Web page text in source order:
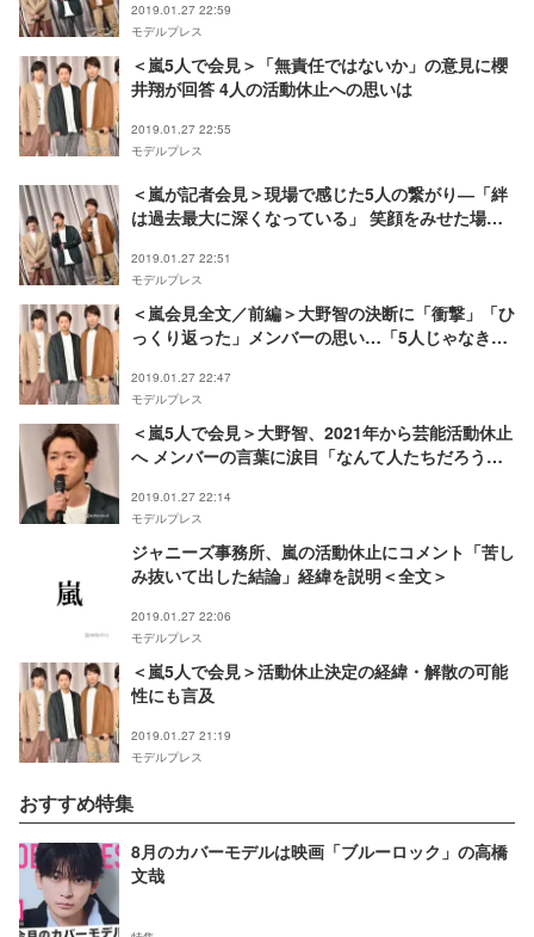
2019.01.27 22:59
モデルプレス
＜嵐5人で会見＞「無責任ではないか」の意見に櫻
井翔が回答 4人の活動休止への思いは
2019.01.27 22:55
モデルプレス
＜嵐が記者会見＞現場で感じた5人の繋がり―「絆
は過去最大に深くなっている」 笑顔をみせた場面
2019.01.27 22:51
モデルプレス
＜嵐会見全文／前編＞大野智の決断に「衝撃」「ひ
っくり返った」メンバーの思い…「5人じゃなきゃ
2019.01.27 22:47
モデルプレス
＜嵐5人で会見＞大野智、2021年から芸能活動休止
へ メンバーの言葉に涙目「なんて人たちだろう」
2019.01.27 22:14
モデルプレス
ジャニーズ事務所、嵐の活動休止にコメント「苦し
み抜いて出した結論」経緯を説明＜全文＞
2019.01.27 22:06
モデルプレス
＜嵐5人で会見＞活動休止決定の経緯・解散の可能
性にも言及
2019.01.27 21:19
モデルプレス
おすすめ特集
8月のカバーモデルは映画「ブルーロック」の高橋
文哉